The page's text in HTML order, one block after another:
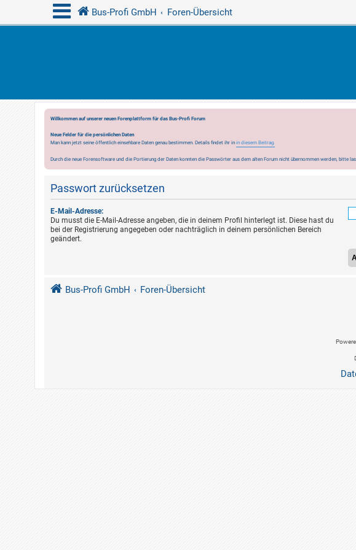
Bus-Profi GmbH Foren-Übersicht
Willkommen auf unserer neuen Forenplattform für das Bus-Profi Forum
Neue Felder für die persönlichen Daten
Man kann jetzt seine öffentlich einsehbare Daten genau bestimmen. Details findet ihr in in diesem Beitrag.
Durch die neue Forensoftware und die Portierung der Daten konnten die Passwörter aus dem alten Forum nicht übernommen werden, bitte
Passwort zurücksetzen
E-Mail-Adresse:
Du musst die E-Mail-Adresse angeben, die in deinem Profil hinterlegt ist. Diese hast du
bei der Registrierung angegeben oder nachträglich in deinem persönlichen Bereich
geändert.
Bus-Profi GmbH Foren-Übersicht